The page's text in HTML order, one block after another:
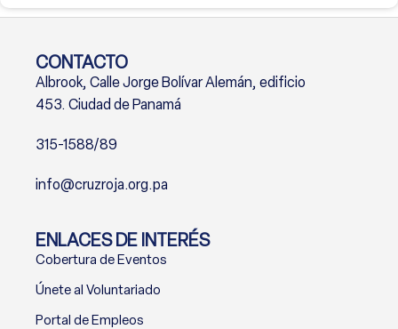
CONTACTO
Albrook, Calle Jorge Bolívar Alemán, edificio
453. Ciudad de Panamá
315-1588/89
info@cruzroja.org.pa
ENLACES DE INTERÉS
Cobertura de Eventos
Únete al Voluntariado
Portal de Empleos